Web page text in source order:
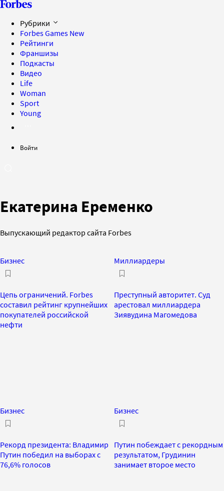
Рубрики
Forbes Games New
Рейтинги
Франшизы
Подкасты
Видео
Life
Woman
Sport
Young
Войти
Екатерина Еременко
Выпускающий редактор сайта Forbes
Бизнес
Цепь ограничений. Forbes
составил рейтинг крупнейших
покупателей российской
нефти
Миллиардеры
Преступный авторитет. Суд
арестовал миллиардера
Зиявудина Магомедова
Бизнес
Рекорд президента: Владимир
Путин победил на выборах с
76,6% голосов
Бизнес
Путин побеждает с рекордным
результатом, Грудинин
занимает второе место